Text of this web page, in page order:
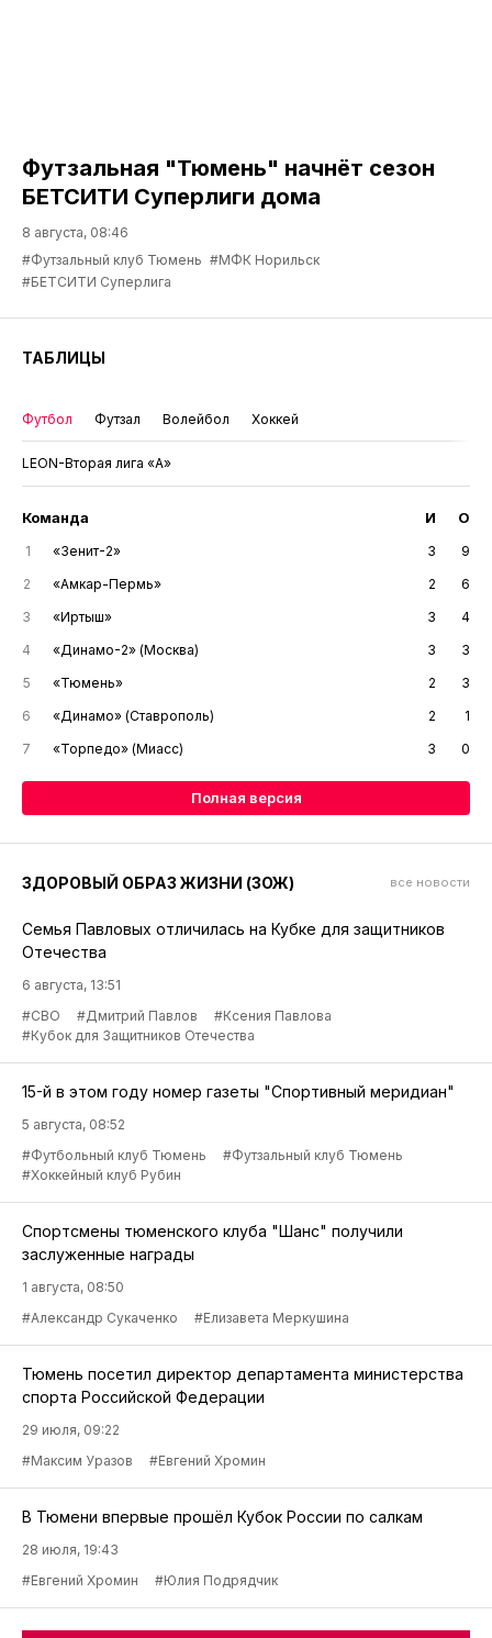
Футзальная "Тюмень" начнёт сезон
БЕТСИТИ Суперлиги дома
8 августа, 08:46
#Футзальный клуб Тюмень #МФК Норильск
#БЕТСИТИ Суперлига
ТАБЛИЦЫ
Футбол Футзал Волейбол Хоккей
LEON-Вторая лига «А»
Команда И О
1 «Зенит-2» 3
9
2
«Амкар-Пермь» 2
6
3
«Иртыш» 3
4
4
«Динамо-2» (Москва) 3
3
5
«Тюмень» 2
3
6
«Динамо» (Ставрополь) 2
1
7
«Торпедо» (Миасс) 3 0
Полная версия
ЗДОРОВЫЙ ОБРАЗ ЖИЗНИ (ЗОЖ) все новости
Семья Павловых отличилась на Кубке для защитников
Отечества
6 августа, 13:51
#СВО
#Дмитрий Павлов
#Ксения Павлова
#Кубок для Защитников Отечества
15-й в этом году номер газеты "Спортивный меридиан"
5 августа, 08:52
#Футбольный клуб Тюмень
#Футзальный клуб Тюмень
#Хоккейный клуб Рубин
Спортсмены тюменского клуба "Шанс" получили
заслуженные награды
1 августа, 08:50
#Александр Сукаченко
#Елизавета Меркушина
Тюмень посетил директор департамента министерства
спорта Российской Федерации
29 июля, 09:22
#Максим Уразов
#Евгений Хромин
В Тюмени впервые прошёл Кубок России по салкам
28 июля, 19:43
#Евгений Хромин
#Юлия Подрядчик